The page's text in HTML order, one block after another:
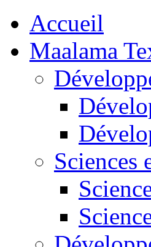
Accueil
Maalama
Sciences